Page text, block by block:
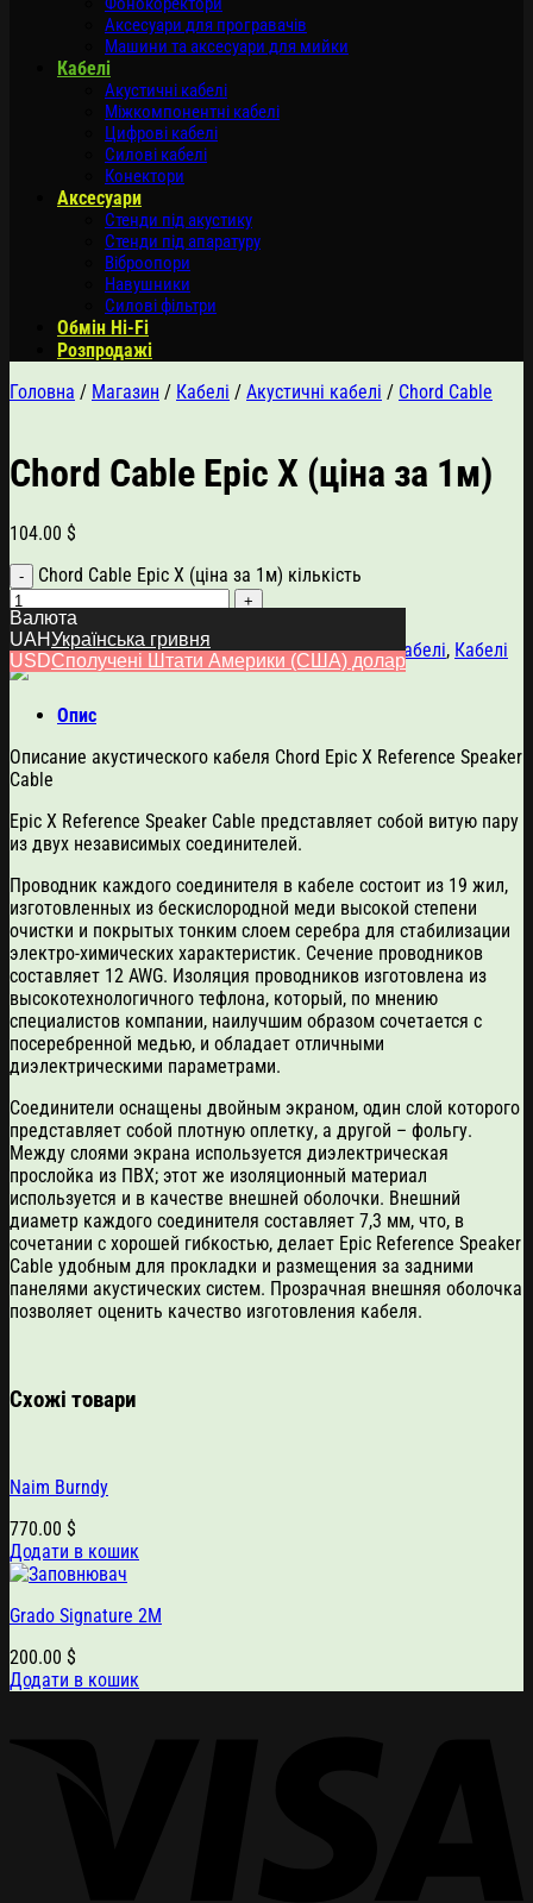
Аксесуари для програвачів
Машини та аксесуари для мийки
Кабелі
Акустичні кабелі
Міжкомпонентні кабелі
Цифрові кабелі
Силові кабелі
Конектори
Аксесуари
Стенди під акустику
Стенди під апаратуру
Віброопори
Навушники
Силові фільтри
Обмін Hi-Fi
Розпродажі
Головна / Магазин / Кабелі / Акустичні кабелі / Chord Cable
Chord Cable Epic X (ціна за 1м)
104.00 $
Chord Cable Epic X (ціна за 1м) кількість
Додати в кошик
Артикул:6011 Категорії:Chord Cable,Акустичні кабелі, Кабелі
Опис
Описание акустического кабеля Chord Epic X Reference Speaker
Cable
Epic X Reference Speaker Cable представляет собой витую пару
из двух независимых соединителей.
Проводник каждого соединителя в кабеле состоит из 19 жил,
изготовленных из бескислородной меди высокой степени
очистки и покрытых тонким слоем серебра для стабилизации
электро-химических характеристик. Сечение проводников
составляет 12 AWG. Изоляция проводников изготовлена из
высокотехнологичного тефлона, который, по мнению
специалистов компании, наилучшим образом сочетается с
посеребренной медью, и обладает отличными
диэлектрическими параметрами.
Соединители оснащены двойным экраном, один слой которого
представляет собой плотную оплетку, а другой – фольгу.
Между слоями экрана используется диэлектрическая
прослойка из ПВХ; этот же изоляционный материал
используется и в качестве внешней оболочки. Внешний
диаметр каждого соединителя составляет 7,3 мм, что, в
сочетании с хорошей гибкостью, делает Epic Reference Speaker
Cable удобным для прокладки и размещения за задними
панелями акустических систем. Прозрачная внешняя оболочка
позволяет оценить качество изготовления кабеля.
Схожі товари
Naim Burndy
770.00 $
Додати в кошик
Grado Signature 2M
200.00 $
Додати в кошик
Валюта
UAHУкраїнська гривня
USDСполучені Штати Америки (США) долар